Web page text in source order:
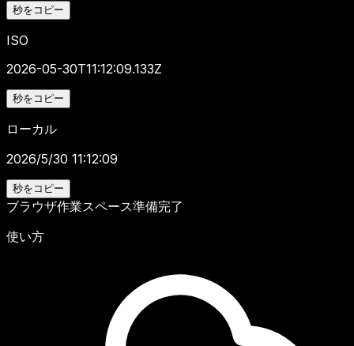
秒をコピー
ISO
2026-05-30T11:12:09.133Z
秒をコピー
ローカル
2026/5/30 11:12:09
秒をコピー
ブラウザ作業スペース準備完了
使い方